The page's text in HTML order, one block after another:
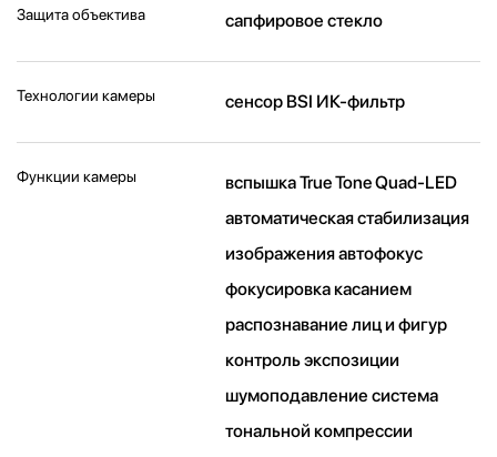
Защита объектива сапфировое стекло
Технологии камеры cенсор BSI ИК-фильтр
Функции камеры
вспышка True Tone Quad-LED
автоматическая стабилизация
изображения автофокус
фокусировка касанием
распознавание лиц и фигур
контроль экспозиции
шумоподавление система
тональной компрессии